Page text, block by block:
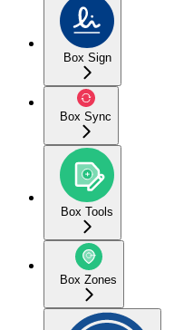
Box Sign
Box Sync
Box Tools
Box Zones